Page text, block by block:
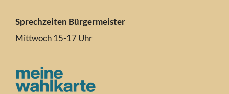
Sprechzeiten Bürgermeister
Mittwoch 15-17 Uhr